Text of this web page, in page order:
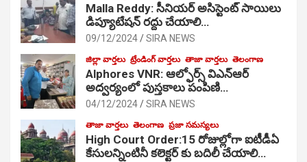
Malla Reddy: సీనియర్ అసిస్టెంట్ సాయిలు
డిప్యూటేషన్ రద్దు చేయాలి…
09/12/2024 SIRA NEWS
జిల్లా వార్తలు ట్రేండింగ్ వార్తలు తాజా వార్తలు తెలంగాణ
Alphores VNR: ఆల్ఫోర్స్ విఎన్ఆర్
అద్వర్యంలో పుస్తకాలు పంపిణి…
04/12/2024 SIRA NEWS
తాజా వార్తలు తెలంగాణ ప్రజా సమస్యలు
High Court Order:15 రోజుల్లోగా ఐటీడీఏ
కేసులన్నింటినీ కలెక్టర్ కు బదిలీ చేయాలి…